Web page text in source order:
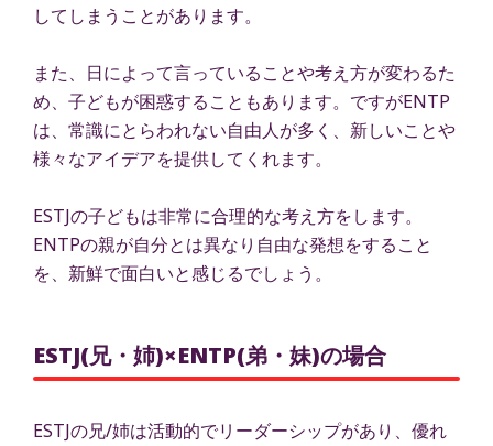
してしまうことがあります。
また、日によって言っていることや考え方が変わるた
め、子どもが困惑することもあります。ですがENTP
は、常識にとらわれない自由人が多く、新しいことや
様々なアイデアを提供してくれます。
ESTJの子どもは非常に合理的な考え方をします。
ENTPの親が自分とは異なり自由な発想をすること
を、新鮮で面白いと感じるでしょう。
ESTJ(兄・姉)×ENTP(弟・妹)の場合
ESTJの兄/姉は活動的でリーダーシップがあり、優れ